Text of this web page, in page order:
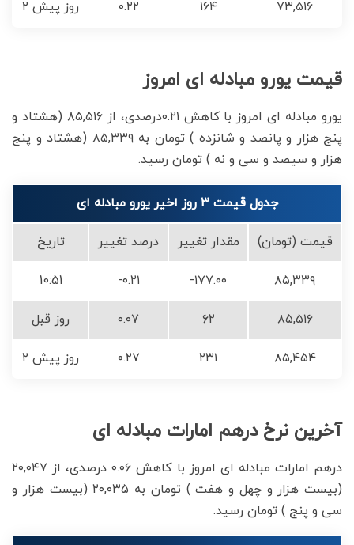
۷۳,۵۱۶ ۱۶۴ ۰.۲۲ ۲ روز پیش
قیمت یورو مبادله ای امروز
یورو مبادله ای امروز با کاهش ۰.۲۱درصدی، از ۸۵,۵۱۶ (هشتاد و
پنج هزار و پانصد و شانزده ) تومان به ۸۵,۳۳۹ (هشتاد و پنج
هزار و سیصد و سی و نه ) تومان رسید.
جدول قیمت 3 روز اخیر یورو مبادله ای
قیمت (تومان) مقدار تغییر درصد تغییر تاریخ
۸۵,۳۳۹ -۱۷۷.۰۰ -۰.۲۱ 10:51
۸۵,۵۱۶ ۶۲ ۰.۰۷ روز قبل
۸۵,۴۵۴ ۲۳۱ ۰.۲۷ ۲ روز پیش
آخرین نرخ درهم امارات مبادله ای
درهم امارات مبادله ای امروز با کاهش ۰.۰۶ درصدی، از ۲۰,۰۴۷
(بیست هزار و چهل و هفت ) تومان به ۲۰,۰۳۵ (بیست هزار و
سی و پنج ) تومان رسید.